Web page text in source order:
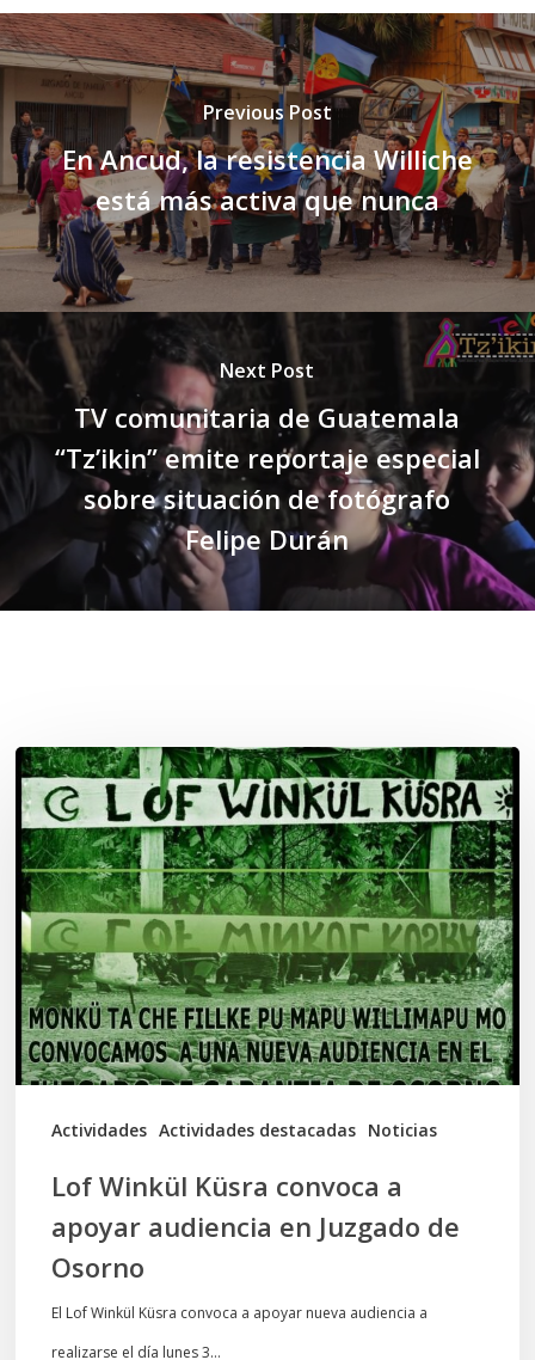
Previous Post
En Ancud, la resistencia Williche
está más activa que nunca
Next Post
TV comunitaria de Guatemala
“Tz’ikin” emite reportaje especial
sobre situación de fotógrafo
Felipe Durán
Actividades Actividades destacadas Noticias
Lof
Winkül
Küsra
convoca
a
apoyar
audiencia
en
Juzgado
Lof Winkül Küsra convoca a
apoyar audiencia en Juzgado de
Osorno
El Lof Winkül Küsra convoca a apoyar nueva audiencia a
realizarse el día lunes 3…